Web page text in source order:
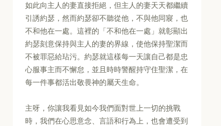
如此向主人的妻直接拒絕，但主人的妻天天都繼續
引誘約瑟，然而約瑟卻不聽從他，不與他同寢，也
不和他在一處。這裡的「不和他在一處」就彰顯出
約瑟刻意保持與主人的妻的界線，使他保持聖潔而
不被罪惡給玷污。約瑟就這樣每一天讓自己都是忠
心服事主而不懈怠，並且時時警醒持守住聖潔，在
每一件事都活出敬畏神的屬天生命。
主呀，你讓我看見如今我們面對世上一切的挑戰
時，我們在心思意念、言語和行為上，也會遭受到